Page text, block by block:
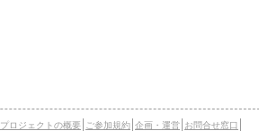
プロジェクトの概要 ご参加規約 企画・運営 お問合せ窓口